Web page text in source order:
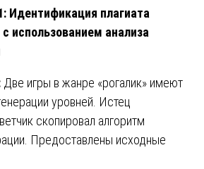
Идентификация плагиата
использованием анализа
Две игры в жанре «рогалик» имеют
уровней. Истец
скопировал алгоритм
Предоставлены исходные